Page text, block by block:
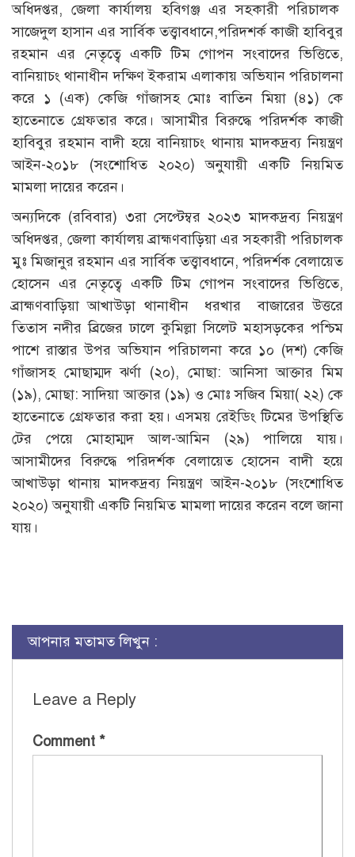
অধিদপ্তর, জেলা কার্যালয় হবিগঞ্জ এর সহকারী পরিচালক
সাজেদুল হাসান এর সার্বিক তত্ত্বাবধানে,পরিদশর্ক কাজী হাবিবুর
রহমান এর নেতৃত্বে একটি টিম গোপন সংবাদের ভিত্তিতে,
বানিয়াচং থানাধীন দক্ষিণ ইকরাম এলাকায় অভিযান পরিচালনা
করে ১ (এক) কেজি গাঁজাসহ মোঃ বাতিন মিয়া (৪১) কে
হাতেনাতে গ্রেফতার করে। আসামীর বিরুদ্ধে পরিদর্শক কাজী
হাবিবুর রহমান বাদী হয়ে বানিয়াচং থানায় মাদকদ্রব্য নিয়ন্ত্রণ
আইন-২০১৮ (সংশোধিত ২০২০) অনুযায়ী একটি নিয়মিত
মামলা দায়ের করেন।
অন্যদিকে (রবিবার) ৩রা সেপ্টেম্বর ২০২৩ মাদকদ্রব্য নিয়ন্ত্রণ
অধিদপ্তর, জেলা কার্যালয় ব্রাহ্মণবাড়িয়া এর সহকারী পরিচালক
মুঃ মিজানুর রহমান এর সার্বিক তত্ত্বাবধানে, পরিদর্শক বেলায়েত
হোসেন এর নেতৃত্বে একটি টিম গোপন সংবাদের ভিত্তিতে,
ব্রাহ্মণবাড়িয়া আখাউড়া থানাধীন ধরখার বাজারের উত্তরে
তিতাস নদীর ব্রিজের ঢালে কুমিল্লা সিলেট মহাসড়কের পশ্চিম
পাশে রাস্তার উপর অভিযান পরিচালনা করে ১০ (দশ) কেজি
গাঁজাসহ মোছাম্মদ ঝর্ণা (২০), মোছা: আনিসা আক্তার মিম
(১৯), মোছা: সাদিয়া আক্তার (১৯) ও মোঃ সজিব মিয়া( ২২) কে
হাতেনাতে গ্রেফতার করা হয়। এসময় রেইডিং টিমের উপস্থিতি
টের পেয়ে মোহাম্মদ আল-আমিন (২৯) পালিয়ে যায়।
আসামীদের বিরুদ্ধে পরিদর্শক বেলায়েত হোসেন বাদী হয়ে
আখাউড়া থানায় মাদকদ্রব্য নিয়ন্ত্রণ আইন-২০১৮ (সংশোধিত
২০২০) অনুযায়ী একটি নিয়মিত মামলা দায়ের করেন বলে জানা
যায়।
আপনার মতামত লিখুন :
Leave a Reply
Comment *